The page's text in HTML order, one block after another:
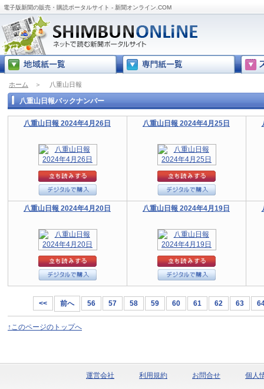
電子版新聞の販売・購読ポータルサイト - 新聞オンライン.COM
ホーム ＞ 八重山日報
八重山日報バックナンバー
八重山日報 2024年4月26日 八重山日報 2024年4月25日
八重山日報 2024年4月20日 八重山日報 2024年4月19日
<< 前へ 56 57 58 59 60 61 62 63
↑このページのトップへ
運営会社 利用規約 お問合せ 個人